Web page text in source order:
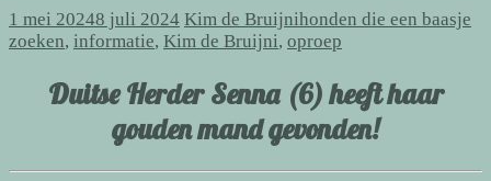
1 mei 20248 juli 2024 Kim de Bruijnihonden die een baasje
zoeken, informatie, Kim de Bruijni, oproep
Duitse Herder Senna (6) heeft haar
gouden mand gevonden!